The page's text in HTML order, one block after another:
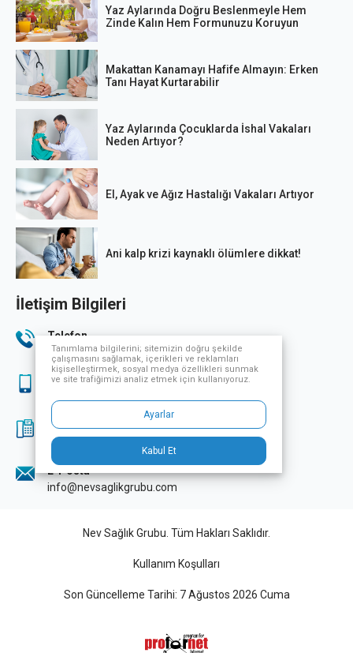
Yaz Aylarında Doğru Beslenmeyle Hem
Zinde Kalın Hem Formunuzu Koruyun
Makattan Kanamayı Hafife Almayın: Erken
Tanı Hayat Kurtarabilir
Yaz Aylarında Çocuklarda İshal Vakaları
Neden Artıyor?
El, Ayak ve Ağız Hastalığı Vakaları Artıyor
Ani kalp krizi kaynaklı ölümlere dikkat!
İletişim Bilgileri
Telefon
444 33 32
Sağlık Turizmi
Fax
0224 249 70 07
E-Posta
info@nevsaglikgrubu.com
Nev Sağlık Grubu. Tüm Hakları Saklıdır.
Kullanım Koşulları
Son Güncelleme Tarihi: 7 Ağustos 2026 Cuma
Tanımlama bilgilerini; sitemizin doğru şekilde
çalışmasını sağlamak, içerikleri ve reklamları
kişiselleştirmek, sosyal medya özellikleri sunmak
ve site trafiğimizi analiz etmek için kullanıyoruz.
Ayarlar
Kabul Et